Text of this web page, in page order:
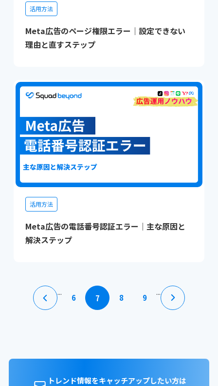
活用方法
Meta広告のページ権限エラー｜設定できない
理由と直すステップ
活用方法
Meta広告の電話番号認証エラー｜主な原因と
解決ステップ
...
6 7 8 9
...
トレンド情報をキャッチアップしたい方は